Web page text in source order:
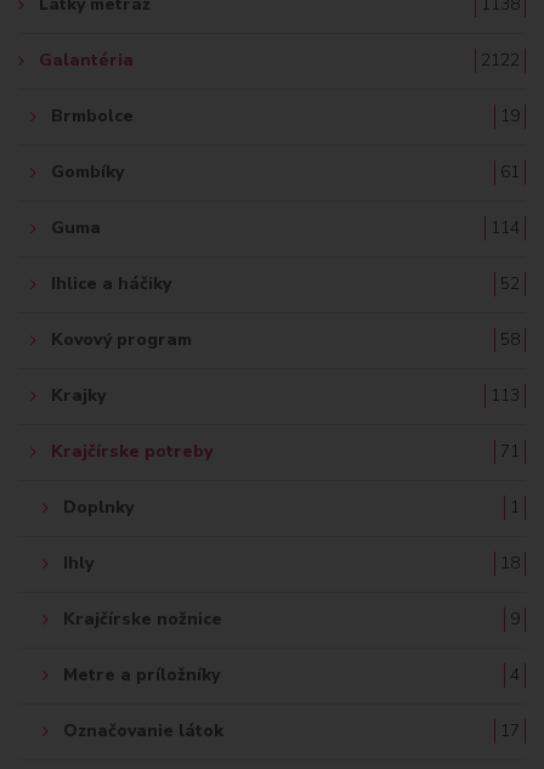
Galantéria 2122
Brmbolce 19
Gombíky 61
Guma 114
Ihlice a háčiky 52
Kovový program 58
Krajky 113
Krajčírske potreby 71
Doplnky 1
Ihly 18
Krajčírske nožnice 9
Metre a príložníky 4
Označovanie látok 17